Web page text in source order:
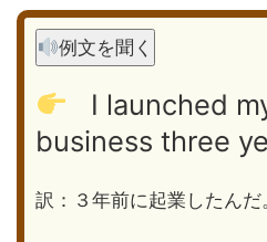
例文を聞く
I launched
business three
訳：３年前に起業したんだ